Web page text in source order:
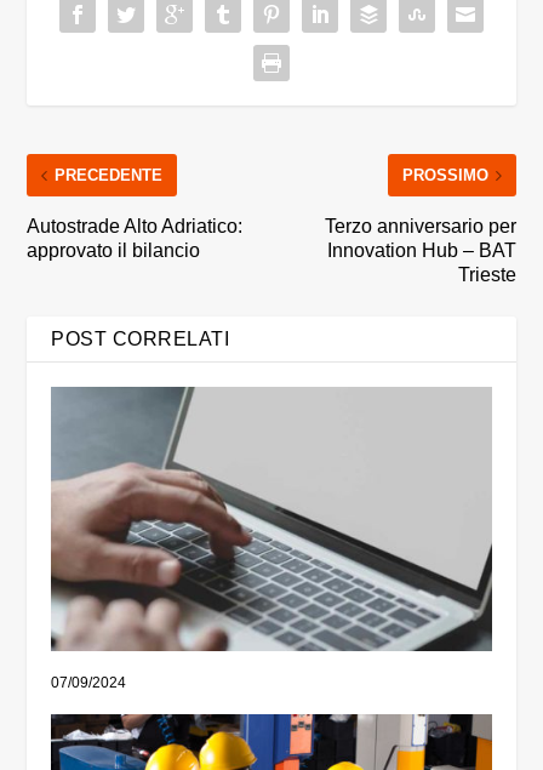
PRECEDENTE
Autostrade Alto Adriatico:
approvato il bilancio
PROSSIMO
Terzo anniversario per
Innovation Hub – BAT
Trieste
POST CORRELATI
07/09/2024